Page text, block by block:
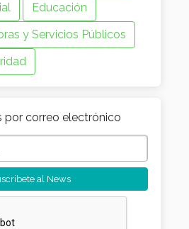
Educación
y Servicios Públicos
por correo electrónico